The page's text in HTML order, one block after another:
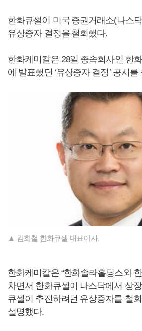
한화큐셀이 미국 증권거래소(나스
유상증자 결정을 철회했다.
한화케미칼은 28일 종속회사인 한
에 발표했던 ‘유상증자 결정’ 공시
▲ 김희철 한화큐셀 대표이사.
한화케미칼은 “한화솔라홀딩스와
차면서 한화큐셀이 나스닥에서 상
큐셀이 추진하려던 유상증자를 철
설명했다.